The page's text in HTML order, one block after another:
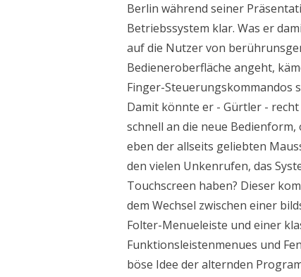
Berlin während seiner
Betriebssystem klar. Was er
auf die Nutzer von
Bedieneroberfläche angeht,
Finger-Steuerungskommandos
Damit könnte er - Gürtler -
schnell an die neue
eben der allseits geliebten
den vielen Unkenrufen, das
Touchscreen haben? Dieser
dem Wechsel zwischen einer
Folter-Menueleiste und einer
Funktionsleistenmenues und
böse Idee der alternden